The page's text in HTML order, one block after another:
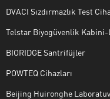
DVACI Sızdırmazlık Test
Telstar Biyogüvenlik
BIORIDGE Santrifüjler
POWTEQ Cihazları
Beijing Huironghe